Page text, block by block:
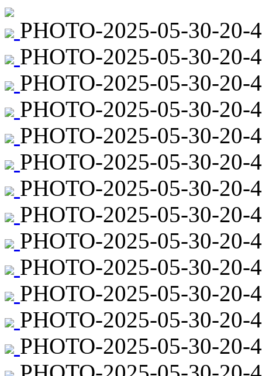
PHOTO-2025-05-30-20-
PHOTO-2025-05-30-20-
PHOTO-2025-05-30-20-
PHOTO-2025-05-30-20-
PHOTO-2025-05-30-20-
PHOTO-2025-05-30-20-
PHOTO-2025-05-30-20-
PHOTO-2025-05-30-20-
PHOTO-2025-05-30-20-
PHOTO-2025-05-30-20-
PHOTO-2025-05-30-20-
PHOTO-2025-05-30-20-
PHOTO-2025-05-30-20-